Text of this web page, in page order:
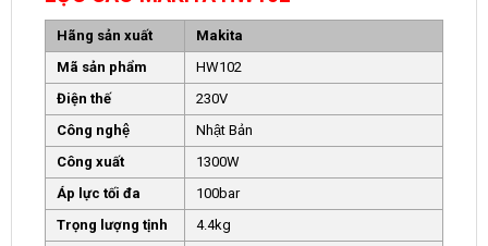
Hãng sản xuất
Makita
Mã sản phẩm
HW102
Điện thế
230V
Công nghệ
Nhật Bản
Công xuất
1300W
Áp lực tối đa
100bar
Trọng lượng tịnh
4.4kg